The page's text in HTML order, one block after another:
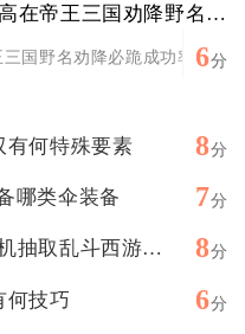
如何提高在帝王三国劝降野名必跪时的技巧
三国野名劝降必跪成功率，核
6分
有何特殊要素 8分
哪类伞装备 7分
如何选择最佳的抽卡时机抽取乱斗西游的魅影英雄 8分
何技巧 6分